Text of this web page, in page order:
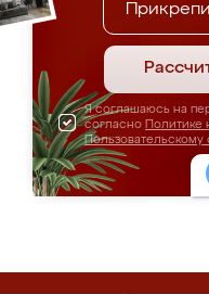
Я соглашаюсь на
согласно Политике